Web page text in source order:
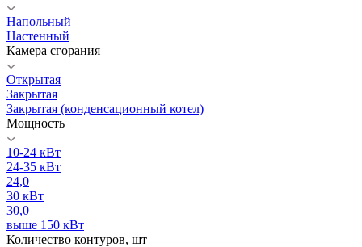
Напольный
Настенный
Камера сгорания
Открытая
Закрытая
Закрытая (конденсационный котел)
Мощность
10-24 кВт
24-35 кВт
24,0
30 кВт
30,0
выше 150 кВт
Количество контуров, шт